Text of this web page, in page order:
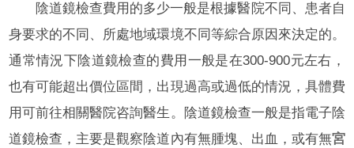
陰道鏡檢查費用的多少一般是根據醫院不同、患者自
身要求的不同、所處地域環境不同等綜合原因來決定的。
通常情況下陰道鏡檢查的費用一般是在300-900元左右，
也有可能超出價位區間，出現過高或過低的情況，具體費
用可前往相關醫院咨詢醫生。陰道鏡檢查一般是指電子陰
道鏡檢查，主要是觀察陰道內有無腫塊、出血，或有無宮